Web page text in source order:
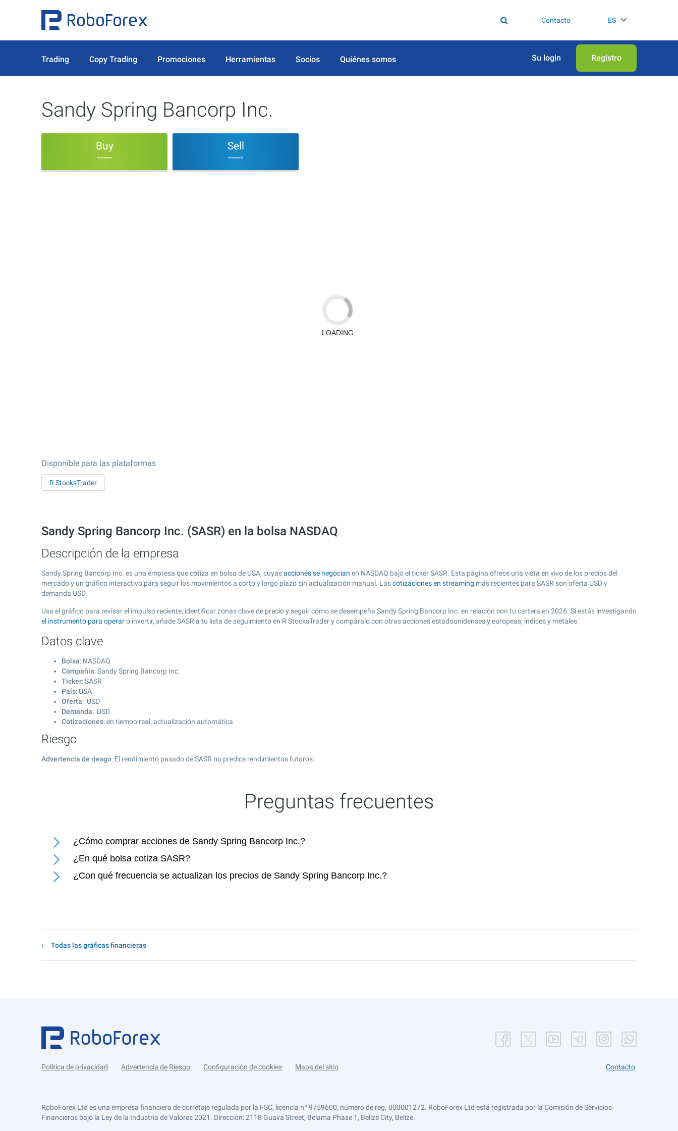
Contacto ES
Trading Copy Trading Promociones Herramientas Socios Quiénes somos Su login Registro
Sandy Spring Bancorp Inc.
Buy
-----
Sell
-----
Disponible para las plataformas
R StocksTrader
Sandy Spring Bancorp Inc. (SASR) en la bolsa NASDAQ
Descripción de la empresa
Sandy Spring Bancorp Inc. es una empresa que cotiza en bolsa de USA, cuyasacciones se negocian en NASDAQ bajo el ticker SASR. Esta página ofrece una vista en vivo de los precios del
mercado y un gráfico interactivo para seguir los movimientos a corto y largo plazo sin actualización manual. Lascotizaciones en streaming más recientes para SASR son oferta USD y
demanda USD.
Usa el gráfico para revisar el impulso reciente, identificar zonas clave de precio y seguir cómo se desempeña Sandy Spring Bancorp Inc. en relación con tu cartera en 2026. Si estás investigando
el instrumento para operaro invertir, añade SASR a tu lista de seguimiento en R StocksTrader y compáralo con otras acciones estadounidenses y europeas, índices y metales.
Datos clave
Bolsa: NASDAQ
Compañía: Sandy Spring Bancorp Inc.
Ticker: SASR
País: USA
Oferta: USD
Demanda: USD
Cotizaciones: en tiempo real, actualización automática
Riesgo
Advertencia de riesgo: El rendimiento pasado de SASR no predice rendimientos futuros.
Preguntas frecuentes
¿Cómo comprar acciones de Sandy Spring Bancorp Inc.?
¿En qué bolsa cotiza SASR?
¿Con qué frecuencia se actualizan los precios de Sandy Spring Bancorp Inc.?
Todas las gráficas financieras
Política de privacidad Advertencia de Riesgo Configuración de cookies Mapa del sitio Contacto
RoboForex Ltd es una empresa financiera de corretaje regulada por la FSC, licencia nº 9759600, número de reg. 000001272. RoboForex Ltd está registrada por la Comisión de Servicios
Financieros bajo la Ley de la Industria de Valores 2021. Dirección: 2118 Guava Street, Belama Phase 1, Belize City, Belize.